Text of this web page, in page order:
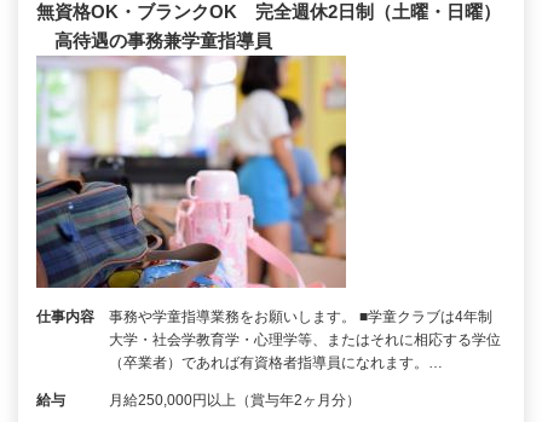
無資格OK・ブランクOK 完全週休2日制（土曜・日曜）
高待遇の事務兼学童指導員
仕事内容
事務や学童指導業務をお願いします。 ■学童クラブは4年制
大学・社会学教育学・心理学等、またはそれに相応する学位
（卒業者）であれば有資格者指導員になれます。…
給与 月給250,000円以上（賞与年2ヶ月分）